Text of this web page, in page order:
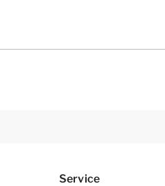
Service